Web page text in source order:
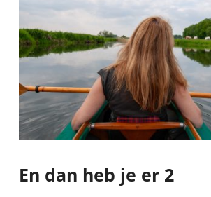
En dan heb je er 2